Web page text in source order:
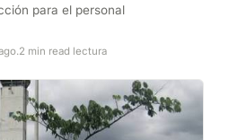
para el personal
2 min read lectura